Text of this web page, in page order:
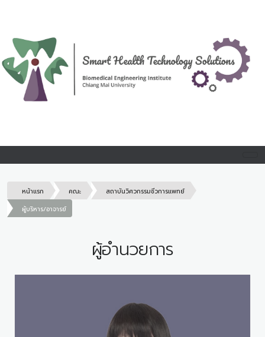
หน้าแรก คณะ
สถาบันวิศวกรรมชีวการแพทย์
ผู้บริหาร/อาจารย์
ผู้อำนวยการ